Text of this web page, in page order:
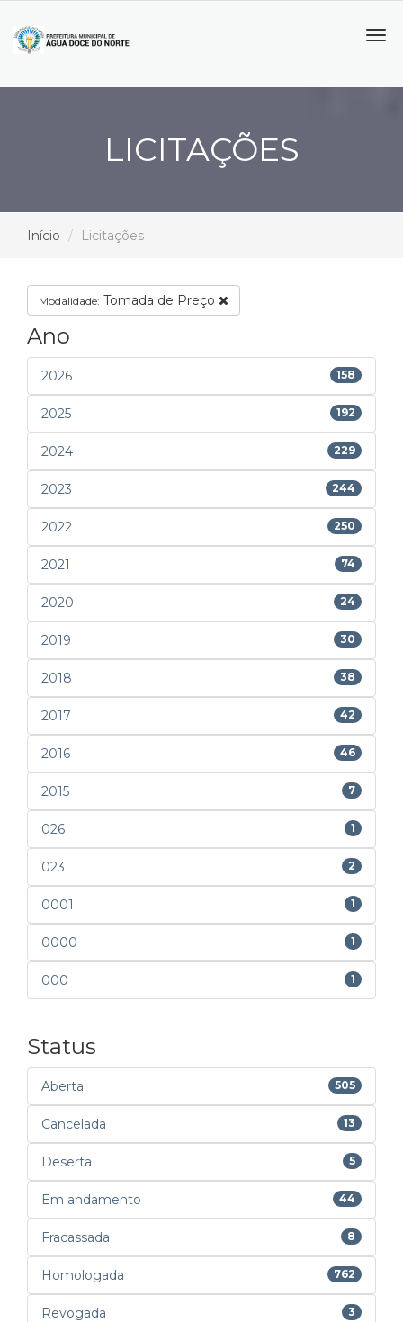
LICITAÇÕES
Início Licitações
Modalidade: Tomada de Preço
Ano
2026 158
2025 192
2024 229
2023 244
2022 250
2021 74
2020 24
2019 30
2018 38
2017 42
2016 46
2015 7
026 1
023 2
0001 1
0000 1
000 1
Status
Aberta 505
Cancelada 13
Deserta 5
Em andamento 44
Fracassada 8
Homologada 762
Revogada 3